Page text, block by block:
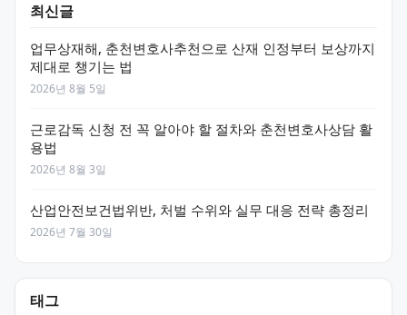
최신글
업무상재해, 춘천변호사추천으로 산재 인정부터 보상까지
제대로 챙기는 법
2026년 8월 5일
근로감독 신청 전 꼭 알아야 할 절차와 춘천변호사상담 활
용법
2026년 8월 3일
산업안전보건법위반, 처벌 수위와 실무 대응 전략 총정리
2026년 7월 30일
태그